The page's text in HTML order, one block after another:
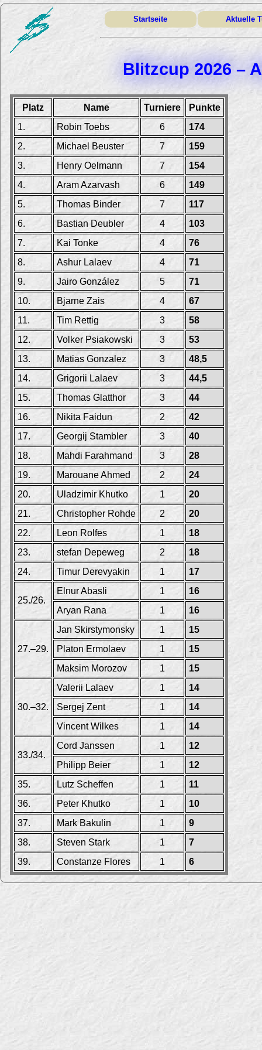
Startseite Aktuelle
Blitzcup 2026 –
Platz Name Turniere
Punkte
1.
Robin Toebs 6
174
2.
Michael Beuster 7
159
3.
Henry Oelmann 7
154
4.
Aram Azarvash 6
149
5.
Thomas Binder 7
117
6.
Bastian Deubler 4
103
7.
Kai Tonke 4
76
8.
Ashur Lalaev 4
71
9.
Jairo González 5
71
10.
Bjarne Zais 4
67
11.
Tim Rettig 3
58
12.
Volker Psiakowski 3
53
13.
Matias Gonzalez 3
48,5
14.
Grigorii Lalaev 3
44,5
15.
Thomas Glatthor 3
44
16.
Nikita Faidun 2
42
17.
Georgij Stambler 3
40
18.
Mahdi Farahmand 3
28
19.
Marouane Ahmed 2
24
20.
Uladzimir Khutko 1
20
21.
Christopher Rohde 2
20
22.
Leon Rolfes 1
18
23.
stefan Depeweg 2
18
24.
Timur Derevyakin 1 17
25./26.
Elnur Abasli 1
16
Aryan Rana
1 16
27.–29.
Jan Skirstymonsky 1
15
Platon Ermolaev
1
15
Maksim Morozov
1 15
30.–32.
Valerii Lalaev 1
14
Sergej Zent
1
14
Vincent Wilkes
1 14
33./34.
Cord Janssen 1
12
Philipp Beier
1
12
35.
Lutz Scheffen 1
11
36.
Peter Khutko 1
10
37.
Mark Bakulin 1
9
38.
Steven Stark 1
7
39.
Constanze Flores 1 6